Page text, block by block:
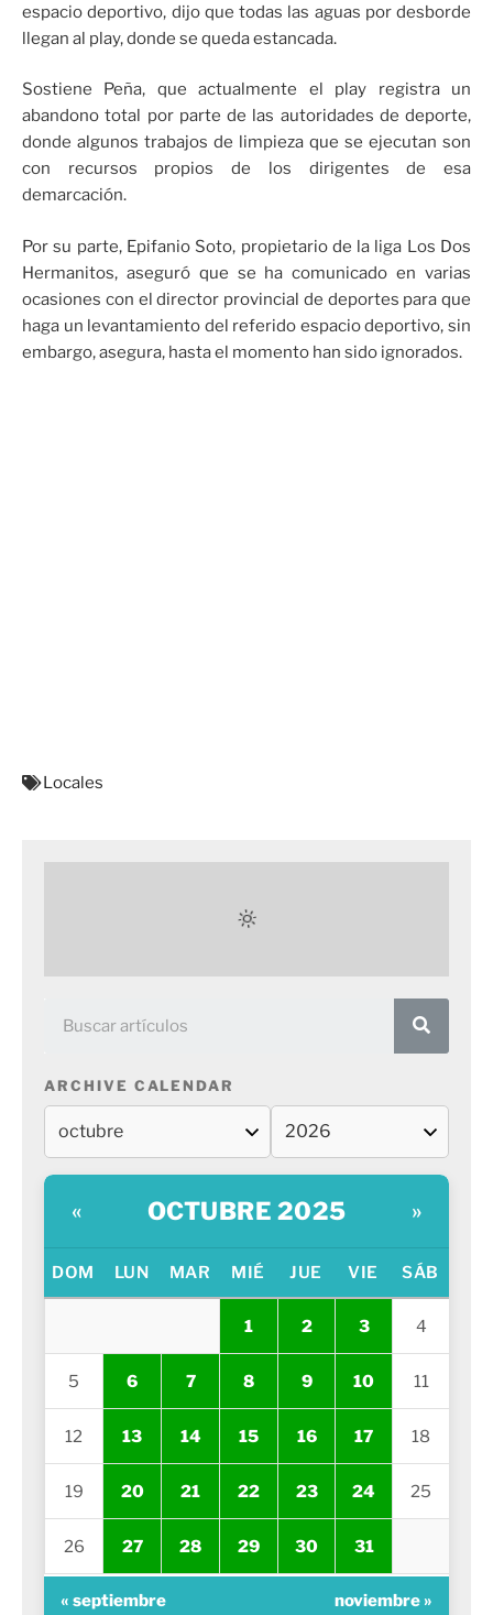
espacio deportivo, dijo que todas las aguas por desborde
llegan al play, donde se queda estancada.
Sostiene Peña, que actualmente el play registra un
abandono total por parte de las autoridades de deporte,
donde algunos trabajos de limpieza que se ejecutan son
con recursos propios de los dirigentes de esa
demarcación.
Por su parte, Epifanio Soto, propietario de la liga Los Dos
Hermanitos, aseguró que se ha comunicado en varias
ocasiones con el director provincial de deportes para que
haga un levantamiento del referido espacio deportivo, sin
embargo, asegura, hasta el momento han sido ignorados.
Locales
ARCHIVE CALENDAR
« OCTUBRE 2025 »
DOM LUN MAR MIÉ JUE VIE SÁB
1 2 3 4
5 6 7 8 9 10 11
12 13 14 15 16 17 18
19 20 21 22 23 24 25
26 27 28 29 30 31
« septiembre noviembre »